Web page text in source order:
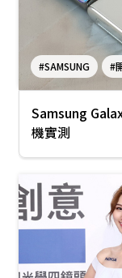
#SAMSUNG #
Samsung
機實測